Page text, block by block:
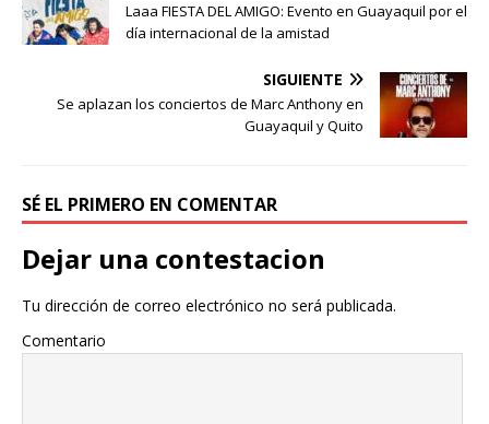
Laaa FIESTA DEL AMIGO: Evento en Guayaquil por el
día internacional de la amistad
SIGUIENTE
Se aplazan los conciertos de Marc Anthony en
Guayaquil y Quito
SÉ EL PRIMERO EN COMENTAR
Dejar una contestacion
Tu dirección de correo electrónico no será publicada.
Comentario